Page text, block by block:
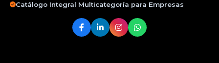
Catálogo Integral Multicategoría para Empresas